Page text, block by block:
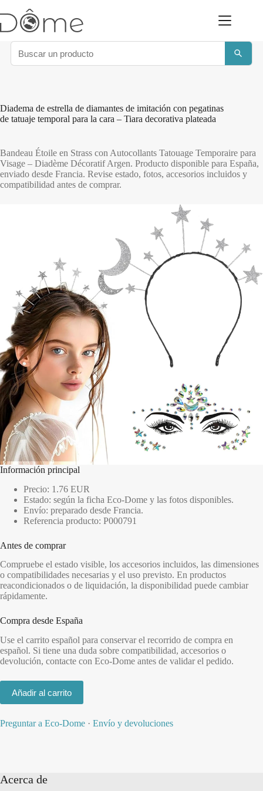
al
contenido
Diadema de estrella de diamantes de imitación con pegatinas
de tatuaje temporal para la cara – Tiara decorativa plateada
Bandeau Étoile en Strass con Autocollants Tatouage Temporaire para
Visage – Diadème Décoratif Argen. Producto disponible para España,
enviado desde Francia. Revise estado, fotos, accesorios incluidos y
compatibilidad antes de comprar.
Información principal
Precio: 1.76 EUR
Estado: según la ficha Eco-Dome y las fotos disponibles.
Envío: preparado desde Francia.
Referencia producto: P000791
Antes de comprar
Compruebe el estado visible, los accesorios incluidos, las dimensiones
o compatibilidades necesarias y el uso previsto. En productos
reacondicionados o de liquidación, la disponibilidad puede cambiar
rápidamente.
Compra desde España
Use el carrito español para conservar el recorrido de compra en
español. Si tiene una duda sobre compatibilidad, accesorios o
devolución, contacte con Eco-Dome antes de validar el pedido.
Añadir al carrito
Preguntar a Eco-Dome · Envío y devoluciones
Acerca de